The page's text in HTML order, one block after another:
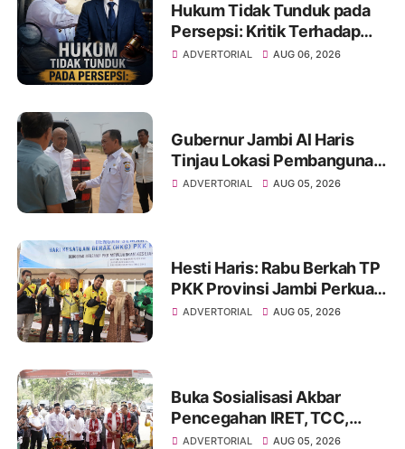
Hukum Tidak Tunduk pada
Persepsi: Kritik Terhadap
Monopoli Kebenaran oleh
ADVERTORIAL AUG 06, 2026
Gubernur Jambi Al Haris
Tinjau Lokasi Pembangunan
Sekolah Rakyat dan Lokasi
ADVERTORIAL AUG 05, 2026
Hesti Haris: Rabu Berkah TP
PKK Provinsi Jambi Perkuat
Literasi Keuangan dan
ADVERTORIAL AUG 05, 2026
Buka Sosialisasi Akbar
Pencegahan IRET, TCC,
Perundungan, dan Bahaya
ADVERTORIAL AUG 05, 2026